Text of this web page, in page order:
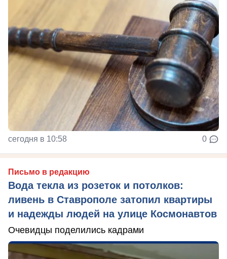
сегодня в 10:58 0
Письмо в редакцию
Вода текла из розеток и потолков:
ливень в Ставрополе затопил квартиры
и надежды людей на улице Космонавтов
Очевидцы поделились кадрами